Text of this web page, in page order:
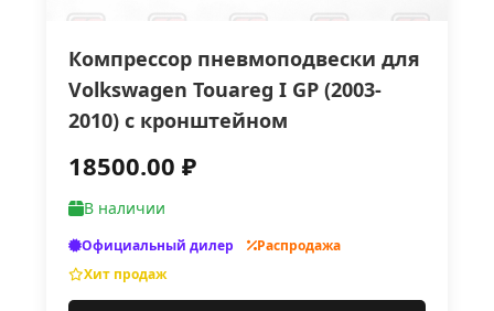
Компрессор пневмоподвески для
Volkswagen Touareg I GP (2003-
2010) с кронштейном
18500.00 ₽
В наличии
Официальный дилер
Распродажа
Хит продаж